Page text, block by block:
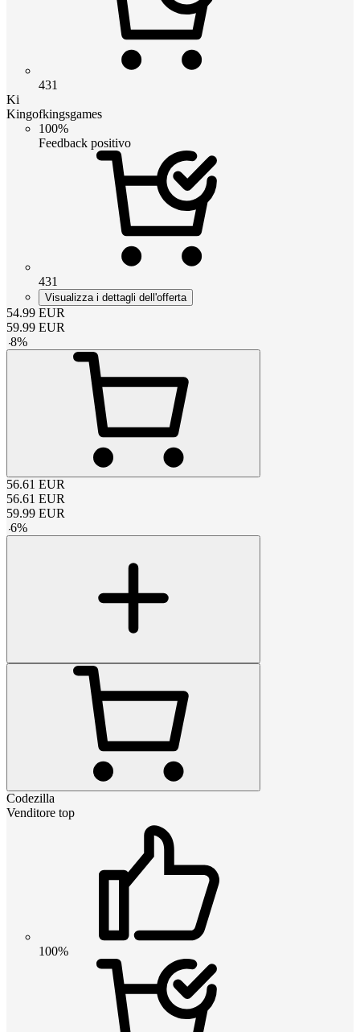
431
Ki
Kingofkingsgames
100%
Feedback positivo
431
Visualizza i dettagli dell'offerta
54.99 EUR
59.99 EUR
-8%
56.61 EUR
56.61 EUR
59.99 EUR
-6%
Codezilla
Venditore top
100%